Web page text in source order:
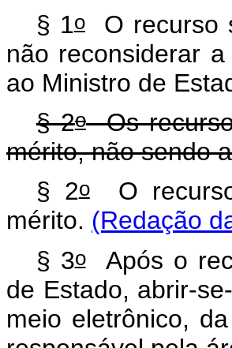
§ 1oO recurso
não reconsiderar
ao Ministro de
§ 2oOs
mérito, não sendo
§ 2oO recurso
mérito. (Redação
§ 3oApós o
de Estado, abrir-
meio eletrônico,